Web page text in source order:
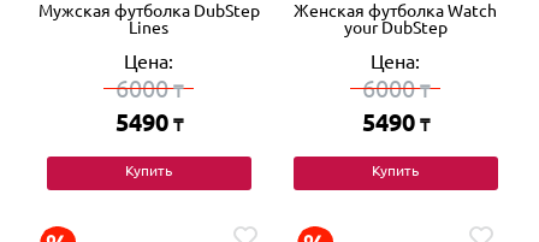
Мужская футболка DubStep
Lines
Цена:
6000₸
5490 ₸
Купить
Женская футболка Watch
your DubStep
Цена:
6000₸
5490 ₸
Купить